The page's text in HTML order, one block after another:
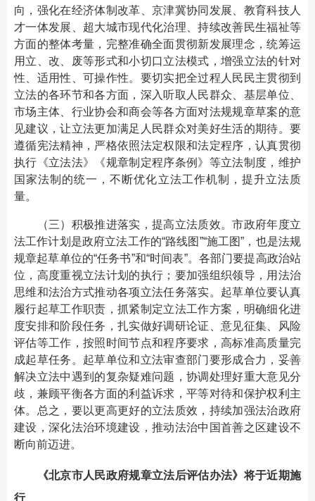
向，强化在经济体制改革、京津冀协同发展、教育科技人
才一体发展、超大城市现代化治理、持续改善民生福祉等
方面的整体考量，完整准确全面贯彻新发展理念，统筹运
用立、改、废等形式和小切口立法模式，增强立法的针对
性、适用性、可操作性。要切实把全过程人民民主贯彻到
立法的各环节和各方面，深入听取人民群众、基层单位、
市场主体、行业协会和商会等各方面对法规规章草案的意
见建议，让立法更加满足人民群众对美好生活的期待。要
遵循宪法精神，严格依照法定权限和法定程序，认真贯彻
执行《立法法》《规章制定程序条例》等立法制度，维护
国家法制的统一，不断优化立法工作机制，提升立法质
量。
（三）积极推进落实，提高立法质效。市政府年度立
法工作计划是政府立法工作的“路线图”“施工图”，也是法规
规章起草单位的“任务书”和“时间表”。各部门要提高政治站
位，高度重视立法计划的执行；要加强组织领导，用法治
思维和法治方式推动各项立法任务落实。起草单位要认真
履行起草工作职责，抓紧制定立法工作方案，明确细化进
度安排和阶段任务，扎实做好调研论证、意见征集、风险
评估等工作，按照时间节点和程序要求，高标准高质量完
成起草任务。起草单位和立法审查部门要形成合力，妥善
解决立法中遇到的复杂疑难问题，协调处理好重大意见分
歧，兼顾平衡各方面的利益诉求，平等对待和保护权利主
体。总之，要以更高更好的立法质效，持续加强法治政府
建设，深化法治环境建设，推动法治中国首善之区建设不
断向前迈进。
《北京市人民政府规章立法后评估办法》将于近期施
行